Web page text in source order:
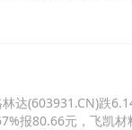
达(603931.CN)跌
报80.66元，飞凯